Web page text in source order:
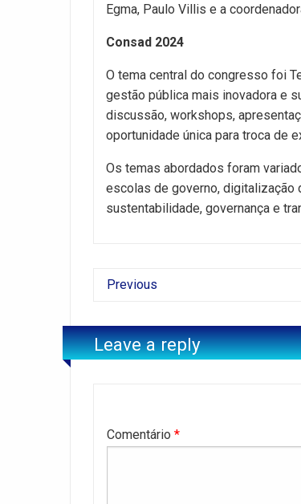
Egma, Paulo Villis e a
Consad 2024
O tema central do congresso foi
gestão pública mais inovadora e
discussão, workshops,
oportunidade única para troca de
Os temas abordados foram
escolas de governo,
sustentabilidade, governança e
Previous
Leave a reply
Comentário *